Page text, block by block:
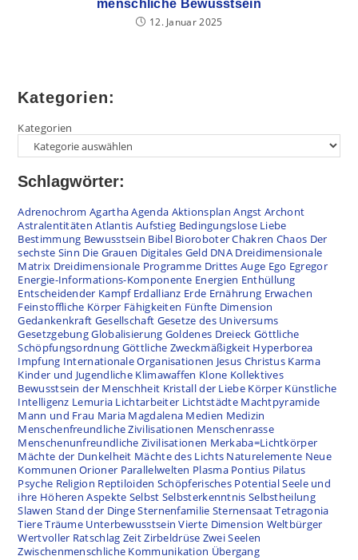
menschliche Bewusstsein
12. Januar 2025
Kategorien:
Kategorien
Schlagwörter:
Adrenochrom AgarthaAgenda Aktionsplan Angst Archont
Astralentitäten Atlantis Aufstieg Bedingungslose Liebe
Bestimmung Bewusstsein Bibel BioroboterChakren Chaos Der
sechste Sinn Die Grauen Digitales Geld DNA Dreidimensionale
Matrix Dreidimensionale Programme Drittes Auge Ego Egregor
Energie-Informations-Komponente Energien Enthüllung
Entscheidender Kampf Erdallianz Erde Ernährung Erwachen
Feinstoffliche Körper Fähigkeiten Fünfte Dimension
Gedankenkraft Gesellschaft Gesetze des Universums
GesetzgebungGlobalisierung Goldenes Dreieck Göttliche
Schöpfungsordnung Göttliche Zweckmäßigkeit Hyperborea
Impfung Internationale Organisationen Jesus Christus Karma
Kinder und Jugendliche Klimawaffen Klone Kollektives
Bewusstsein der Menschheit Kristall der Liebe Körper Künstliche
Intelligenz Lemuria Lichtarbeiter Lichtstädte Machtpyramide
Mann und Frau Maria Magdalena Medien Medizin
Menschenfreundliche Zivilisationen Menschenrasse
Menschenunfreundliche Zivilisationen Merkaba=Lichtkörper
Mächte der Dunkelheit Mächte des Lichts Naturelemente Neue
Kommunen Orioner Parallelwelten Plasma Pontius Pilatus
Psyche Religion Reptiloiden Schöpferisches PotentialSeele und
ihre Höheren Aspekte Selbst Selbsterkenntnis Selbstheilung
Slawen Stand der DingeSternenfamilie SternensaatTetragonia
TiereTräume Unterbewusstsein Vierte Dimension Weltbürger
Wertvoller Ratschlag ZeitZirbeldrüse Zwei Seelen
Zwischenmenschliche Kommunikation Übergang